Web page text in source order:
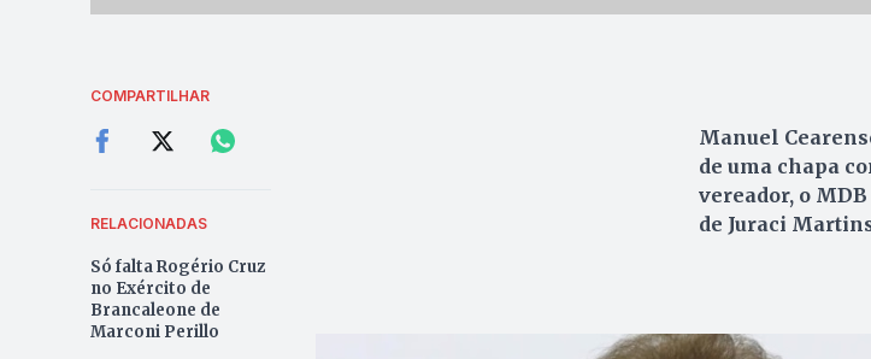
COMPARTILHAR
RELACIONADAS
Só falta Rogério Cruz
no Exército de
Brancaleone de
Marconi Perillo
Manuel
de uma chapa
vereador, o
de Juraci